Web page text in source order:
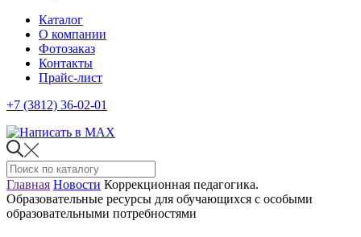
Каталог
О компании
Фотозаказ
Контакты
Прайс-лист
+7 (3812) 36-02-01
Главная Новости Коррекционная педагогика.
Образовательные ресурсы для обучающихся с особыми
образовательными потребностями